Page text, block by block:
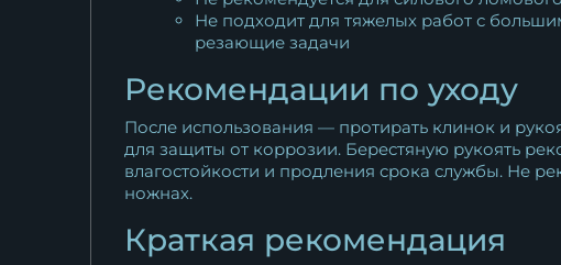
Не подходит для тяжелых работ с
резающие задачи
Рекомендации по уходу
После использования — протирать клинок и
для защиты от коррозии. Берестяную рукоять
влагостойкости и продления срока службы. Не
ножнах.
Краткая рекомендация